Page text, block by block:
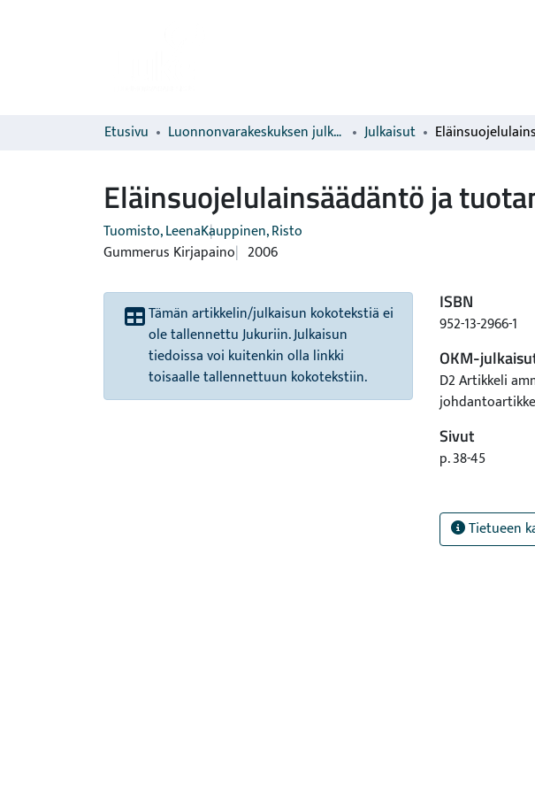
Etusivu Luonnonvarakeskuksen julkaisut Julkaisut
Eläinsuojelulainsäädäntö ja
Tuomisto, LeenaKauppinen, Risto
Gummerus Kirjapaino 2006
Tämän artikkelin/julkaisun kokotekstiä ei
ole tallennettu Jukuriin. Julkaisun
tiedoissa voi kuitenkin olla linkki
toisaalle tallennettuun kokotekstiin.
ISBN
952-13-2966-1
OKM-
D2 Artikkeli
Sivut
p. 38-45
Tietueen